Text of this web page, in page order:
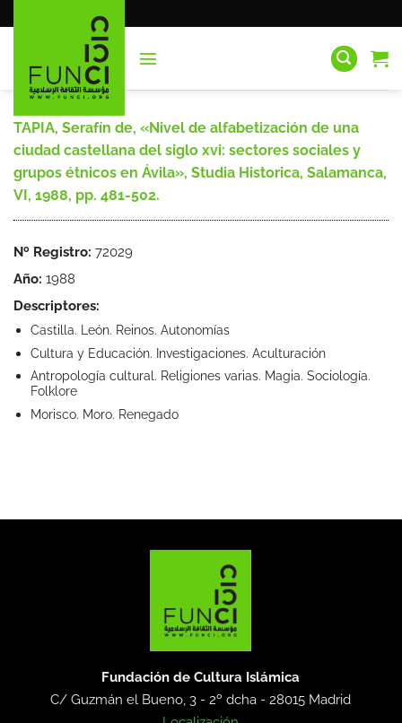
al
TAPIA, Serafín de, «Nivel de alfabetización de una
ciudad castellana del siglo xvi: sectores sociales y
grupos étnicos en Ávila», Studia Historica, Salamanca,
VI, 1988, pp. 481-502.
Nº Registro: 72029
Año: 1988
Descriptores:
Castilla. León. Reinos. Autonomías
Cultura y Educación. Investigaciones. Aculturación
Antropología cultural. Religiones varias. Magia. Sociología.
Folklore
Morisco. Moro. Renegado
Fundación de Cultura Islámica
C/ Guzmán el Bueno, 3 - 2º dcha -28015 Madrid